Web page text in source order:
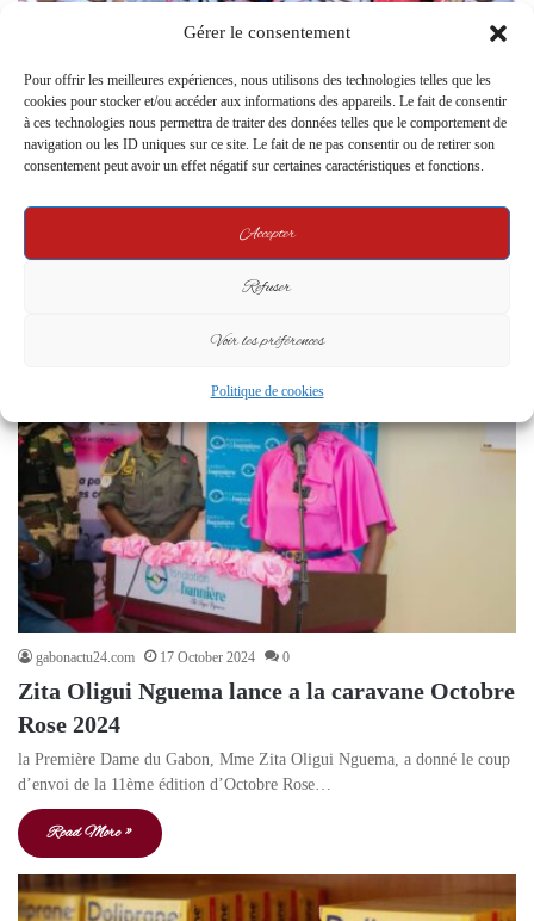
Gérer le consentement
Pour offrir les meilleures expériences, nous utilisons des technologies telles que les
cookies pour stocker et/ou accéder aux informations des appareils. Le fait de consentir
à ces technologies nous permettra de traiter des données telles que le comportement de
navigation ou les ID uniques sur ce site. Le fait de ne pas consentir ou de retirer son
consentement peut avoir un effet négatif sur certaines caractéristiques et fonctions.
Accepter
Refuser
Voir les préférences
Politique de cookies
gabonactu24.com 20 October 2024 0
Octobre Rose : Raymond Ndong Sima en
première ligne dans la bataille contre le cancer
Le 19 octobre 2024, le Premier ministre et chef du gouvernement de la
transition, M. Raymond Ndong Sima, a orchestré…
gabonactu24.com 17 October 2024 0
Zita Oligui Nguema lance a la caravane Octobre
Rose 2024
la Première Dame du Gabon, Mme Zita Oligui Nguema, a donné le coup
d’envoi de la 11ème édition d’Octobre Rose…
Read More »